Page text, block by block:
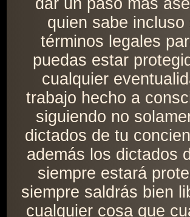
dar un paso más
quien sabe incluso
términos legales
puedas estar
cualquier
trabajo hecho a
siguiendo no
dictados de tu
además los dictados
siempre estará
siempre saldrás bien
cualquier cosa que